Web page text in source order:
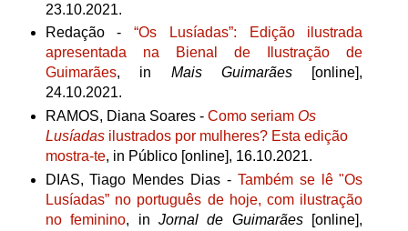
23.10.2021.
Redação -“Os Lusíadas”: Edição ilustrada
apresentada na Bienal de Ilustração de
Guimarães, in Mais Guimarães
[online],
24.10.2021.
RAMOS, Diana Soares - Como seriam Os
Lusíadasilustrados por mulheres? Esta edição
mostra-te, in Público [online], 16.10.2021.
DIAS, Tiago Mendes Dias - Também se lê "Os
Lusíadas” no português de hoje, com ilustração
no feminino, in Jornal de Guimarães[online],